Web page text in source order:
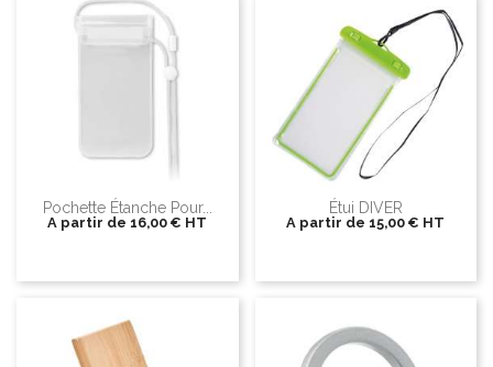
Pochette Étanche Pour...
A partir de 16,00 € HT
Étui DIVER
A partir de 15,00 € HT